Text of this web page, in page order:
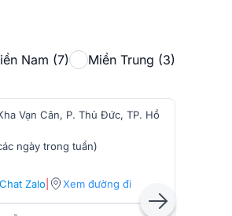
Nam (7) Miền Trung (3)
Vạn Cân, P. Thủ Đức, TP. Hồ
ngày trong tuần)
Chat Zalo Xem đường đi